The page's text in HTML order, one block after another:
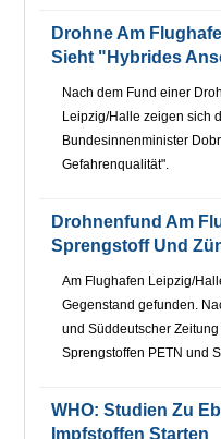
Drohne Am
Sieht "hybrides
Nach dem Fund einer
Leipzig/Halle zeigen sich
Bundesinnenminister
Gefahrenqualität".
Drohnenfund Am
Sprengstoff Und
Am Flughafen Leipzig/
Gegenstand gefunden.
und Süddeutscher
Sprengstoffen PETN und
WHO: Studien Zu
Impfstoffen Starten